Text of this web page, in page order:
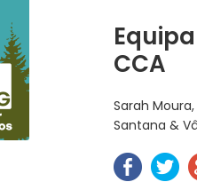
CCA
Sarah
Santana &